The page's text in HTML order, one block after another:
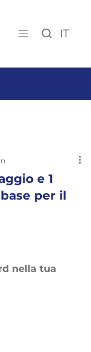
IT
e 1
per il
nella tua